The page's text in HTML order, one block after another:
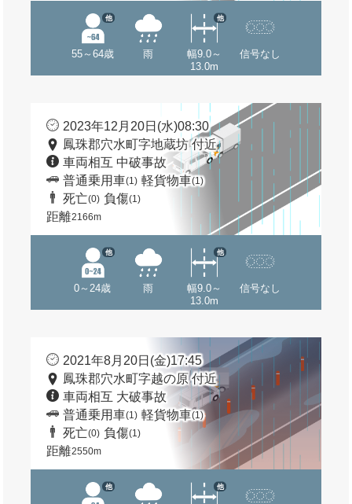
55～64歳
他
雨
幅9.0～
13.0m
他
信号なし
2023年12月20日(水)08:30
鳳珠郡穴水町字地蔵坊 付近
車両相互 中破事故
普通乗用車(1) 軽貨物車(1)
死亡(0) 負傷(1)
距離2166m
0～24歳
他
雨
幅9.0～
13.0m
他
信号なし
2021年8月20日(金)17:45
鳳珠郡穴水町字越の原 付近
車両相互 大破事故
普通乗用車(1) 軽貨物車(1)
死亡(0) 負傷(1)
距離2550m
他 他